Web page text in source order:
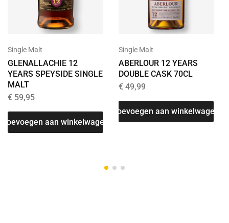
Single Malt
GLENALLACHIE 12
YEARS SPEYSIDE SINGLE
MALT
€ 59,95
Toevoegen aan winkelwagen
Single Malt
ABERLOUR 12 YEARS
DOUBLE CASK 70CL
€49,99
Toevoegen aan winkelwagen